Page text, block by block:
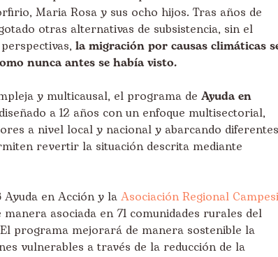
Maria Rosa y sus ocho hijos. Tras años de
otras alternativas de subsistencia, sin el
la migración por causas climáticas
nunca antes se había visto.
y multicausal, el programa de Ayuda en
a 12 años con un enfoque multisectorial,
a nivel local y nacional y abarcando diferentes
revertir la situación descrita mediante
Ayuda en Acción y la Asociación Regional
asociada en 71 comunidades rurales del
programa mejorará de manera sostenible la
vulnerables a través de la reducción de la